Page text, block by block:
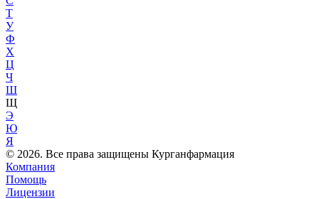
Т
У
Ф
Х
Ц
Ч
Ш
Щ
Э
Ю
Я
© 2026. Все права защищены Курганфармация
Компания
Помощь
Лицензии